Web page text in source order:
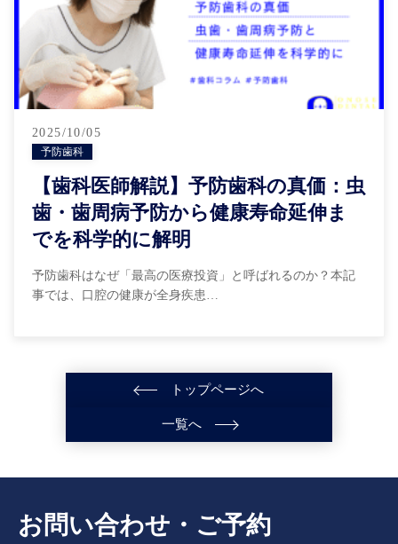
2025/10/05
予防歯科
【歯科医師解説】予防歯科の真価：虫
歯・歯周病予防から健康寿命延伸ま
でを科学的に解明
予防歯科はなぜ「最高の医療投資」と呼ばれるのか？本記
事では、口腔の健康が全身疾患…
トップページへ
一覧へ
お問い合わせ・ご予約